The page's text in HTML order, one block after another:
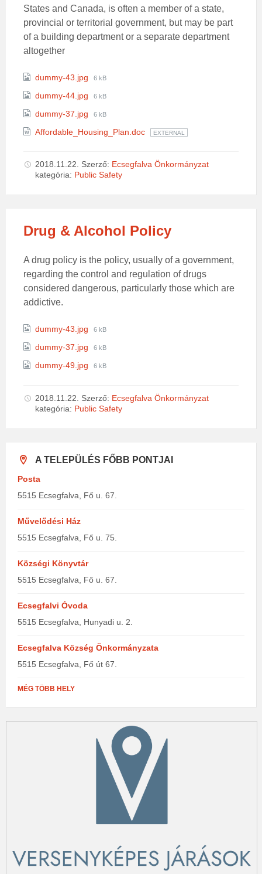
States and Canada, is often a member of a state,
provincial or territorial government, but may be part
of a building department or a separate department
altogether
Attachments
dummy-43.jpg
File
6 kB
dummy-44.jpg
File
6 kB
dummy-37.jpg
File
6 kB
Affordable_Housing_Plan.doc EXTERNAL
2018.11.22. Szerző: Ecsegfalva Önkormányzat
kategória: Public Safety
Drug & Alcohol Policy
A drug policy is the policy, usually of a government,
regarding the control and regulation of drugs
considered dangerous, particularly those which are
addictive.
Attachments
dummy-43.jpg
File
6 kB
dummy-37.jpg
File
6 kB
dummy-49.jpg
File
6 kB
2018.11.22. Szerző: Ecsegfalva Önkormányzat
kategória: Public Safety
A TELEPÜLÉS FŐBB PONTJAI
Posta
5515 Ecsegfalva, Fő u. 67.
Művelődési Ház
5515 Ecsegfalva, Fő u. 75.
Községi Könyvtár
5515 Ecsegfalva, Fő u. 67.
Ecsegfalvi Óvoda
5515 Ecsegfalva, Hunyadi u. 2.
Ecsegfalva Község Önkormányzata
5515 Ecsegfalva, Fő út 67.
MÉG TÖBB HELY